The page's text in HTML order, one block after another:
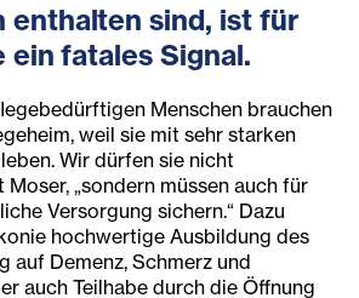
enthalten sind, ist für
ein fatales Signal.
Menschen brauchen
weil sie mit sehr starken
Wir dürfen sie nicht
Moser, „sondern müssen auch für
Versorgung sichern.“ Dazu
hochwertige Ausbildung des
auf Demenz, Schmerz und
auch Teilhabe durch die Öffnung